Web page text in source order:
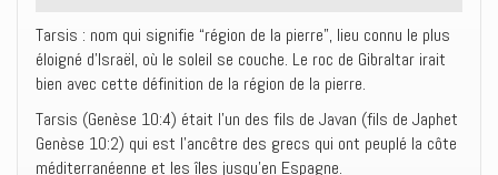
Tarsis : nom qui signifie “région de la pierre”, lieu connu le plus
éloigné d’Israël, où le soleil se couche. Le roc de Gibraltar irait
bien avec cette définition de la région de la pierre.
Tarsis (Genèse 10:4) était l’un des fils de Javan (fils de Japhet
Genèse 10:2) qui est l’ancêtre des grecs qui ont peuplé la côte
méditerranéenne et les îles jusqu’en Espagne.